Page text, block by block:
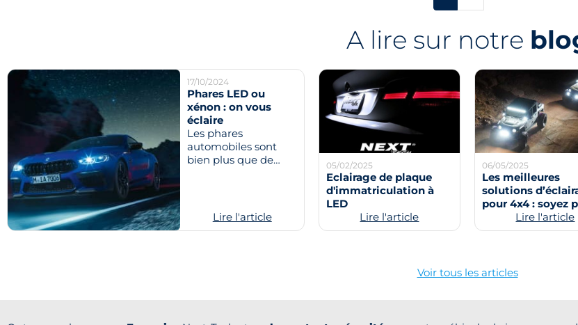
A lire sur notre
17/10/2024
Phares LED ou
xénon : on vous
éclaire
Les phares
automobiles sont
bien plus que de
symboles...
Lire l'article
05/02/2025
Eclairage de plaque
d'immatriculation à
LED
Lire l'article
06/05/2025
Les meilleures
solutions
pour 4x4 : soyez
pour toutes les
conditions
Lire l'article
Voir tous les articles